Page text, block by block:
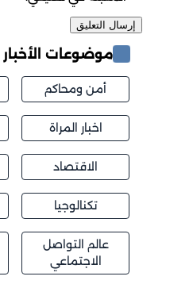
موضوعات الأخبار
أمن ومحاكم
اخبار المراة
الاقتصاد
تكنالوجيا
عالم التواصل
الاجتماعي